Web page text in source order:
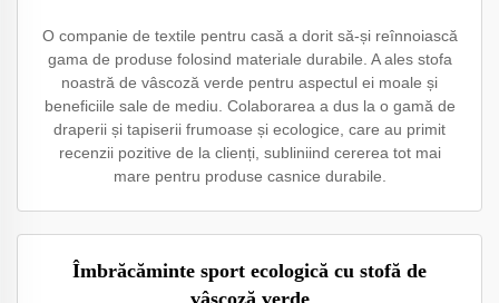
O companie de textile pentru casă a dorit să-și reînnoiască
gama de produse folosind materiale durabile. A ales stofa
noastră de vâscoză verde pentru aspectul ei moale și
beneficiile sale de mediu. Colaborarea a dus la o gamă de
draperii și tapiserii frumoase și ecologice, care au primit
recenzii pozitive de la clienți, subliniind cererea tot mai
mare pentru produse casnice durabile.
Îmbrăcăminte sport ecologică cu stofă de
vâscoză verde